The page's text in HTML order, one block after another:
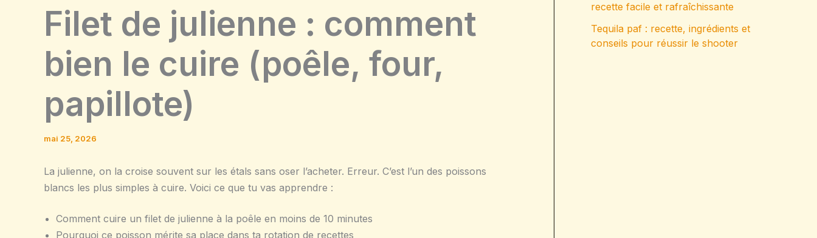
Filet de julienne : comment
bien le cuire (poêle, four,
papillote)
mai 25, 2026
La julienne, on la croise souvent sur les étals sans oser l’acheter. Erreur. C’est l’un des poissons
blancs les plus simples à cuire. Voici ce que tu vas apprendre :
Comment cuire un filet de julienne à la poêle en moins de 10 minutes
Pourquoi ce poisson mérite sa place dans ta rotation de recettes
recette facile et rafraîchissante
Tequila paf : recette, ingrédients et
conseils pour réussir le shooter